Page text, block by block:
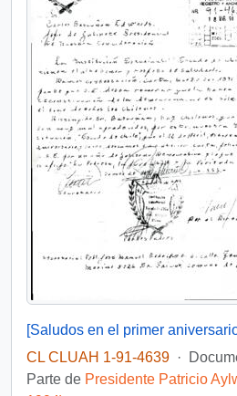
[Saludos en el primer
CL CLUAH 1-91-4639 ·
Parte de Presidente Patricio